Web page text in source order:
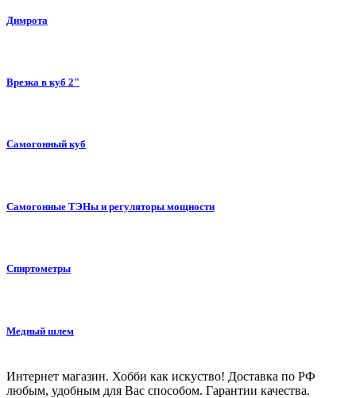
Димрота
Врезка в куб 2"
Самогонный куб
Самогонные ТЭНы и регуляторы мощности
Спиртометры
Медный шлем
Интернет магазин. Хобби как искуство! Доставка по РФ
любым, удобным для Вас способом. Гарантии качества.